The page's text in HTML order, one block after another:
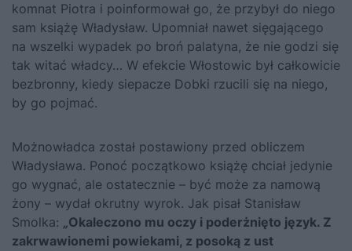
komnat Piotra i poinformował go, że przybył do niego
sam książę Władysław. Upomniał nawet sięgającego
na wszelki wypadek po broń palatyna, że nie godzi się
tak witać władcy… W efekcie Włostowic był całkowicie
bezbronny, kiedy siepacze Dobki rzucili się na niego,
by go pojmać.
Możnowładca został postawiony przed obliczem
Władysława. Ponoć początkowo książę chciał jedynie
go wygnać, ale ostatecznie – być może za namową
żony – wydał okrutny wyrok. Jak pisał Stanisław
Smolka: „Okaleczono mu oczy i poderżnięto język. Z
zakrwawionemi powiekami, z posoką z ust